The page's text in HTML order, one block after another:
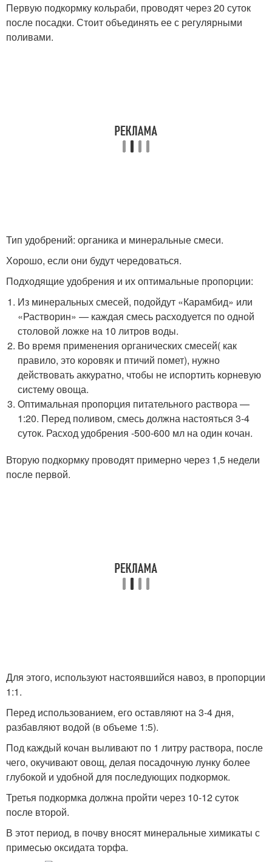
Первую подкормку кольраби, проводят через 20 суток
после посадки. Стоит объединять ее с регулярными
поливами.
Тип удобрений: органика и минеральные смеси.
Хорошо, если они будут чередоваться.
Подходящие удобрения и их оптимальные пропорции:
Из минеральных смесей, подойдут «Карамбид» или
«Растворин» — каждая смесь расходуется по одной
столовой ложке на 10 литров воды.
Во время применения органических смесей( как
правило, это коровяк и птичий помет), нужно
действовать аккуратно, чтобы не испортить корневую
систему овоща.
Оптимальная пропорция питательного раствора —
1:20. Перед поливом, смесь должна настояться 3-4
суток. Расход удобрения -500-600 мл на один кочан.
Вторую подкормку проводят примерно через 1,5 недели
после первой.
Для этого, используют настоявшийся навоз, в пропорции
1:1.
Перед использованием, его оставляют на 3-4 дня,
разбавляют водой (в объеме 1:5).
Под каждый кочан выливают по 1 литру раствора, после
чего, окучивают овощ, делая посадочную лунку более
глубокой и удобной для последующих подкормок.
Третья подкормка должна пройти через 10-12 суток
после второй.
В этот период, в почву вносят минеральные химикаты с
примесью оксидата торфа.